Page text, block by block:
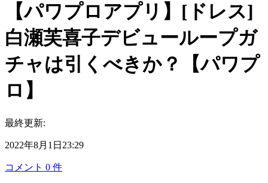
【パワプロアプリ】[ドレス]
白瀬芙喜子デビューループガ
チャは引くべきか？【パワプ
ロ】
最終更新:
2022年8月1日23:29
コメント 0 件